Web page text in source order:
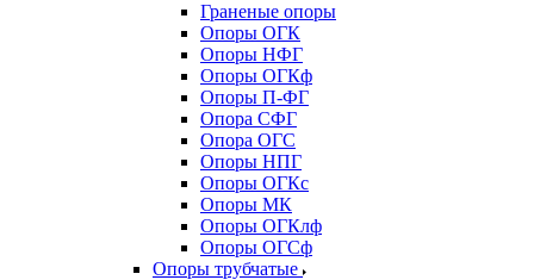
Граненые опоры
Опоры ОГК
Опоры НФГ
Опоры ОГКф
Опоры П-ФГ
Опора СФГ
Опора ОГС
Опоры НПГ
Опоры ОГКс
Опоры МК
Опоры ОГКлф
Опоры ОГСф
Опоры трубчатые